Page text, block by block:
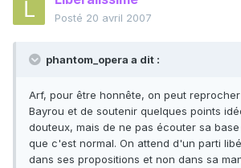
Posté 20 avril 2007
phantom_opera a dit :
Arf, pour être honnête, on peut
Bayrou et de soutenir quelques points
douteux, mais de ne pas écouter sa
que c'est normal. On attend d'un parti
dans ses propositions et non dans sa